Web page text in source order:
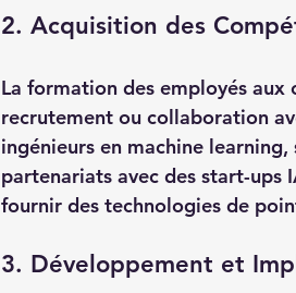
2. Acquisition des
La formation des employés aux
recrutement ou collaboration
ingénieurs en machine
partenariats avec des start-ups
fournir des technologies de
3. Développement et